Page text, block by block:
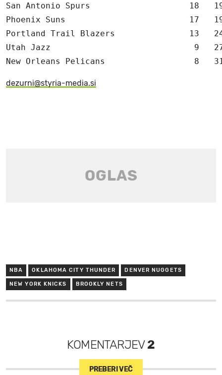
San Antonio Spurs                    18
Phoenix Suns                         17
Portland Trail Blazers               13
Utah Jazz                             9   27
New Orleans Pelicans                  8
dezurni@styria-media.si
NBA OKLAHOMA CITY THUNDER DENVER NUGGETS
NEW YORK KNICKS BROOKLY NETS
KOMENTARJEV2
PREBERI VEČ